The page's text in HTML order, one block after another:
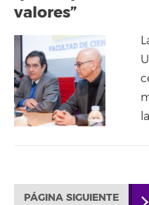
valores”
PÁGINA SIGUIENTE